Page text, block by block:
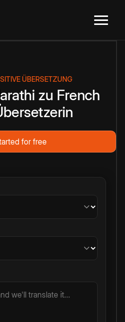
ÜBERSETZUNG
zu French
for free